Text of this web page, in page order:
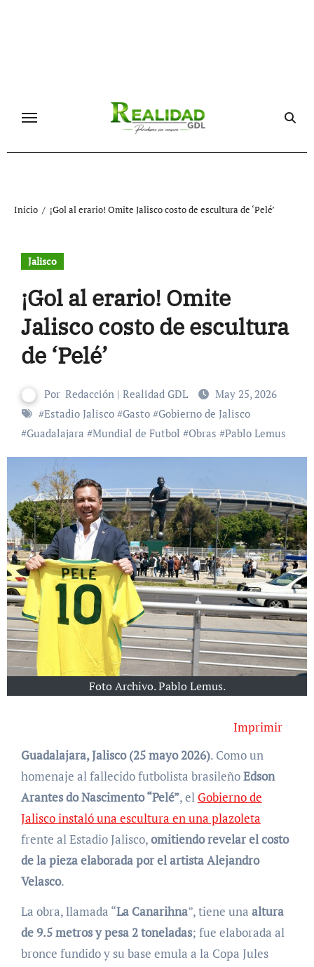
Inicio ¡Gol al erario! Omite Jalisco costo de escultura de ‘Pelé’
Jalisco
¡Gol al erario! Omite
Jalisco costo de escultura
de ‘Pelé’
Por Redacción | Realidad GDL
May 25, 2026
#Estadio Jalisco#Gasto#Gobierno de Jalisco
#Guadalajara #Mundial de Futbol #Obras #Pablo Lemus
Foto Archivo. Pablo Lemus.
Imprimir
Guadalajara, Jalisco (25 mayo 2026). Como un
homenaje al fallecido futbolista brasileñoEdson
Arantes do Nascimento “Pelé”, el Gobierno de
Jalisco instaló una escultura en una plazoleta
frente al Estadio Jalisco,omitiendo revelar el costo
de la pieza elaborada por el artista Alejandro
Velasco.
La obra, llamada “La Canarihna”, tiene una altura
de 9.5 metros y pesa 2 toneladas; fue elaborada al
bronce fundido y su base emula a la Copa Jules